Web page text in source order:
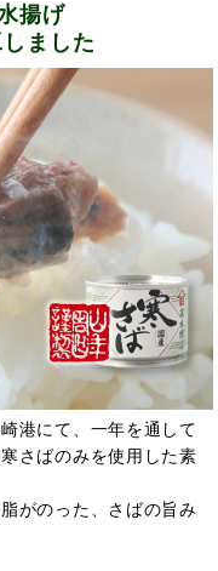
揚げ
ました
港にて、一年を通して
さばのみを使用した素
がのった、さばの旨み